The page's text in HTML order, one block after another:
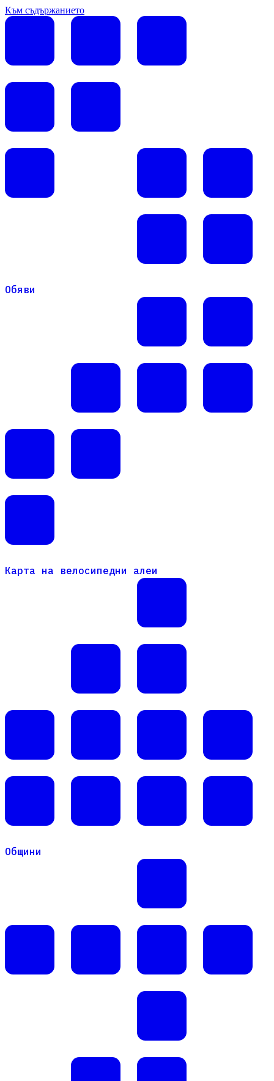
Към съдържанието
Обяви
Карта на велосипедни алеи
Карта на велосипедни алеи
Общини